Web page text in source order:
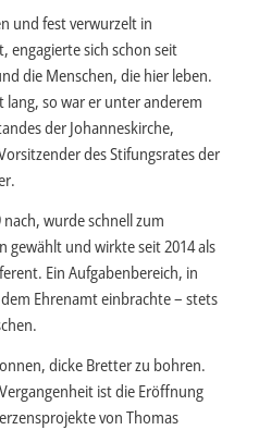
und fest verwurzelt in
engagierte sich schon seit
die Menschen, die hier leben.
lang, so war er unter anderem
der Johanneskirche,
des Stifungsrates der
wurde schnell zum
gewählt und wirkte seit 2014 als
Ein Aufgabenbereich, in
Ehrenamt einbrachte – stets
dicke Bretter zu bohren.
ist die Eröffnung
von Thomas